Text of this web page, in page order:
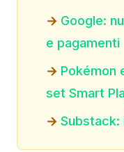
Google:
e pagamenti
Pokémon
set Smart